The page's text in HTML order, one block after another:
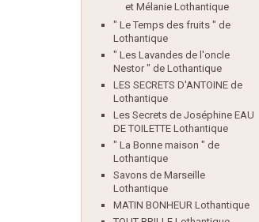
et Mélanie Lothantique
" Le Temps des fruits " de
Lothantique
" Les Lavandes de l'oncle
Nestor " de Lothantique
LES SECRETS D'ANTOINE de
Lothantique
Les Secrets de Joséphine EAU
DE TOILETTE Lothantique
" La Bonne maison " de
Lothantique
Savons de Marseille
Lothantique
MATIN BONHEUR Lothantique